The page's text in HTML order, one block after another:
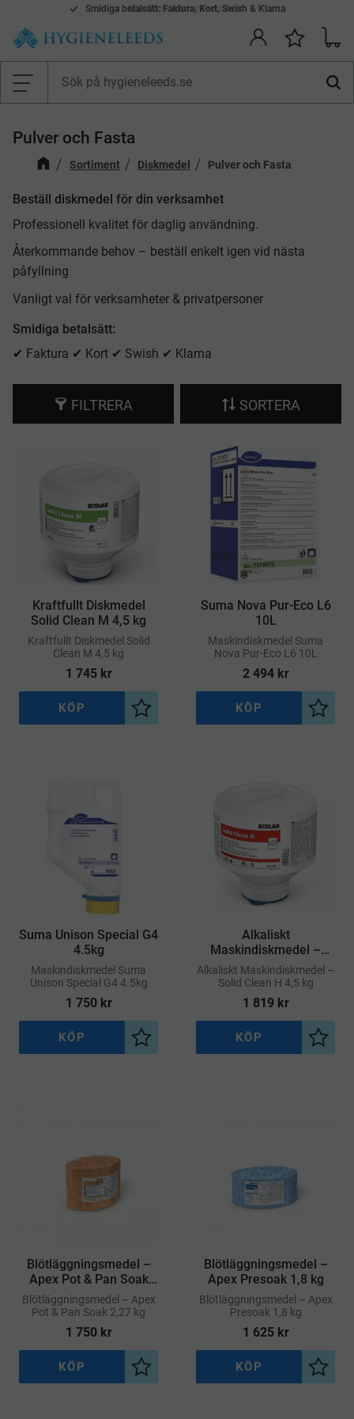
Meny
Mina önskelistor Produkter
Smidiga betalsätt: Faktura, Kort, Swish & Klarna
Pulver och Fasta
Sortiment Diskmedel Pulver och Fasta
Beställ diskmedel för din verksamhet
Professionell kvalitet för daglig användning.
Återkommande behov – beställ enkelt igen vid nästa
påfyllning
Vanligt val för verksamheter & privatpersoner
Smidiga betalsätt:
✔ Faktura ✔ Kort ✔ Swish ✔ Klarna
FILTRERA SORTERA
Kraftfullt Diskmedel
Solid Clean M 4,5 kg
Kraftfullt Diskmedel Solid
Clean M 4,5 kg
1 745kr
Lägg till i önskelista
KÖP
Suma Nova Pur-Eco L6
10L
Maskindiskmedel Suma
Nova Pur-Eco L6 10L
2 494kr
Lägg
KÖP
Suma Unison Special G4
4.5kg
​Maskindiskmedel Suma
Unison Special G4 4.5kg
1 750kr
Lägg till i önskelista
KÖP
​Alkaliskt
Maskindiskmedel –
Solid Clean H 4,5 kg
​Alkaliskt Maskindiskmedel –
Solid Clean H 4,5 kg
1 819kr
Lägg
KÖP
​Blötläggningsmedel –
Apex Pot & Pan Soak
2,27 kg
​Blötläggningsmedel – Apex
Pot & Pan Soak 2,27 kg
1 750kr
Lägg till i önskelista
KÖP
​Blötläggningsmedel –
Apex Presoak 1,8 kg
​Blötläggningsmedel – Apex
Presoak 1,8 kg
1 625kr
Lägg
KÖP